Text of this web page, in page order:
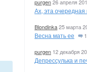
purgen26 апреля
Ах, эта очередная
Blondinka25 марта
Весна мать ее 1
purgen 12 декабря
Депрессулька и